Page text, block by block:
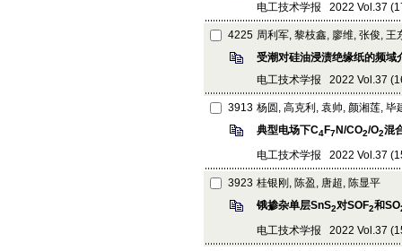
电工技术学报 2022 Vol.37
4225 周利军, 黎枝鑫, 廖维, 张俊, 王
受潮对硅油浸渍绝缘纸的频域
电工技术学报 2022 Vol.37
3913 杨圆, 高克利, 袁帅, 颜湘莲, 毕
典型电场下C4F7N/CO2/O2混
电工技术学报 2022 Vol.37
3923 桂银刚, 陈盈, 唐超, 陈显平
锇掺杂单层SnS2对SOF2和SO
电工技术学报 2022 Vol.37